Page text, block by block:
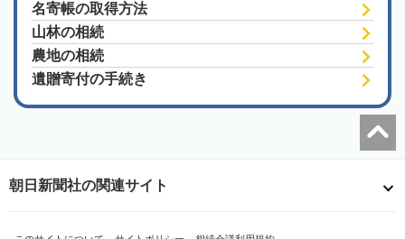
名寄帳の取得方法
山林の相続
農地の相続
遺贈寄付の手続き
朝日新聞社の関連サイト